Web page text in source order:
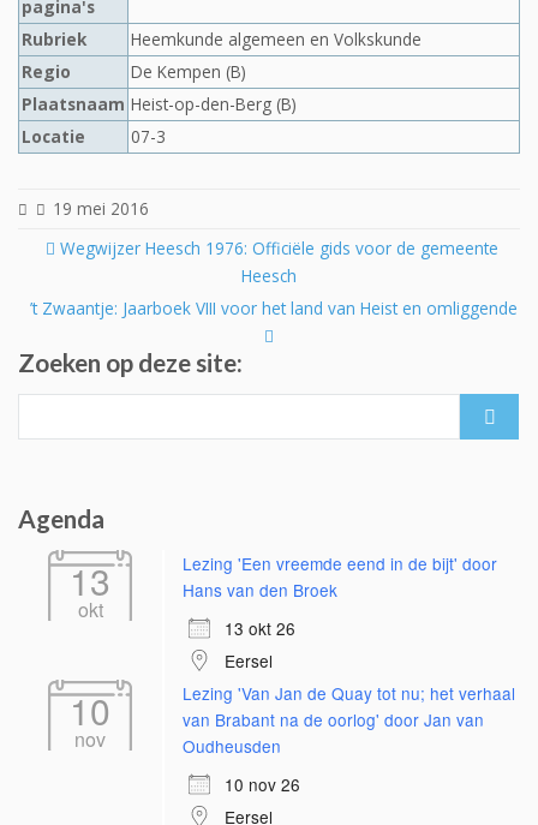
pagina's
Rubriek
Heemkunde algemeen en Volkskunde
Regio
De Kempen (B)
Plaatsnaam Heist-op-den-Berg (B)
Locatie
07-3
19 mei 2016
PostWegwijzer Heesch 1976: Officiële gids voor de gemeente
Heesch
’t Zwaantje: Jaarboek VIII voor het land van Heist en omliggende
Zoeken op deze site:
Agenda
13
okt
Lezing 'Een vreemde eend in de bijt' door
Hans van den Broek
13 okt 26
Eersel
10
nov
Lezing 'Van Jan de Quay tot nu; het verhaal
van Brabant na de oorlog' door Jan van
Oudheusden
10 nov 26
Eersel